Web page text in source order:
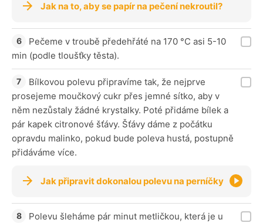
Jak na to, aby se papír na pečení nekroutil?
Pečeme v troubě předehřáté na 170 °C asi 5-10
min (podle tloušťky těsta).
Bílkovou polevu připravíme tak, že nejprve
prosejeme moučkový cukr přes jemné sítko, aby v
něm nezůstaly žádné krystalky. Poté přidáme bílek a
pár kapek citronové šťávy. Šťávy dáme z počátku
opravdu malinko, pokud bude poleva hustá, postupně
přidáváme více.
Jak připravit dokonalou polevu na perníčky
Polevu šleháme pár minut metličkou, která je u